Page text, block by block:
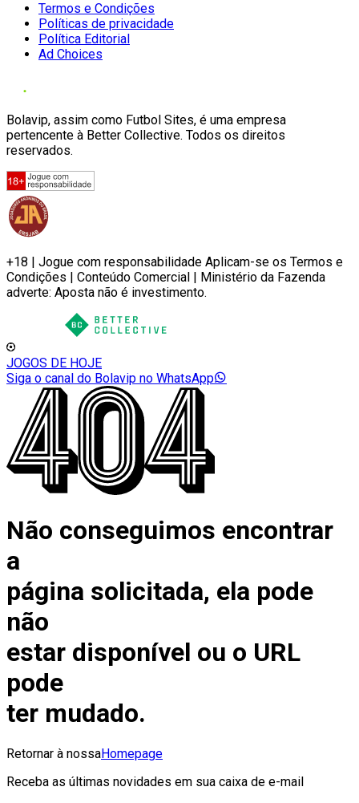
Termos e Condições
Políticas de privacidade
Política Editorial
Ad Choices
Bolavip, assim como Futbol Sites, é uma empresa
pertencente à Better Collective. Todos os direitos
reservados.
+18 | Jogue com responsabilidade Aplicam-se os Termos e
Condições | Conteúdo Comercial | Ministério da Fazenda
adverte: Aposta não é investimento.
JOGOS DE HOJE
Siga o canal do Bolavip no WhatsApp
Não conseguimos encontrar
a
página solicitada, ela pode
não
estar disponível ou o URL
pode
ter mudado.
Retornar à nossaHomepage
Receba as últimas novidades em sua caixa de e-mail